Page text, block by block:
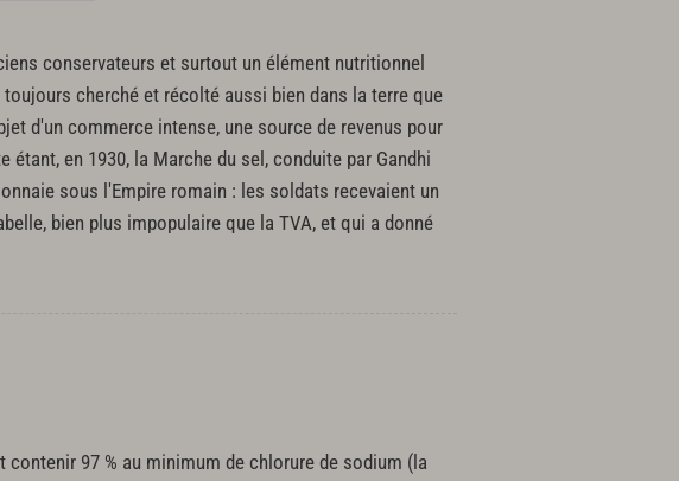
conservateurs et surtout un élément nutritionnel
cherché et récolté aussi bien dans la terre que
d'un commerce intense, une source de revenus pour
en 1930, la Marche du sel, conduite par Gandhi
sous l'Empire romain : les soldats recevaient un
bien plus impopulaire que la TVA, et qui a donné
97 % au minimum de chlorure de sodium (la